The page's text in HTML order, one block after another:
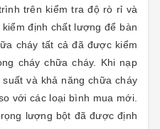
trên kiểm tra độ rò rỉ và
định chất lượng để bàn
cháy tất cả đã được kiểm
cháy chữa cháy. Khi nạp
và khả năng chữa cháy
với các loại bình mua mới.
lượng bột đã được định